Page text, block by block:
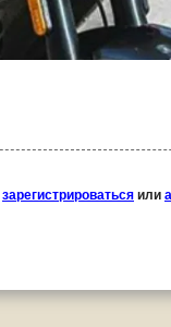
зарегистрироваться или